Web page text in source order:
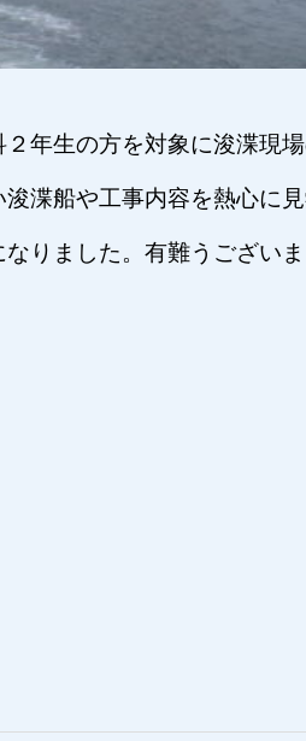
年生の方を対象に浚渫現
渫船や工事内容を熱心に
りました。有難うございま